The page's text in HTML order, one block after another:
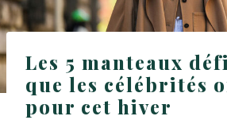
Les 5 manteaux
que les célébrités
pour cet hiver